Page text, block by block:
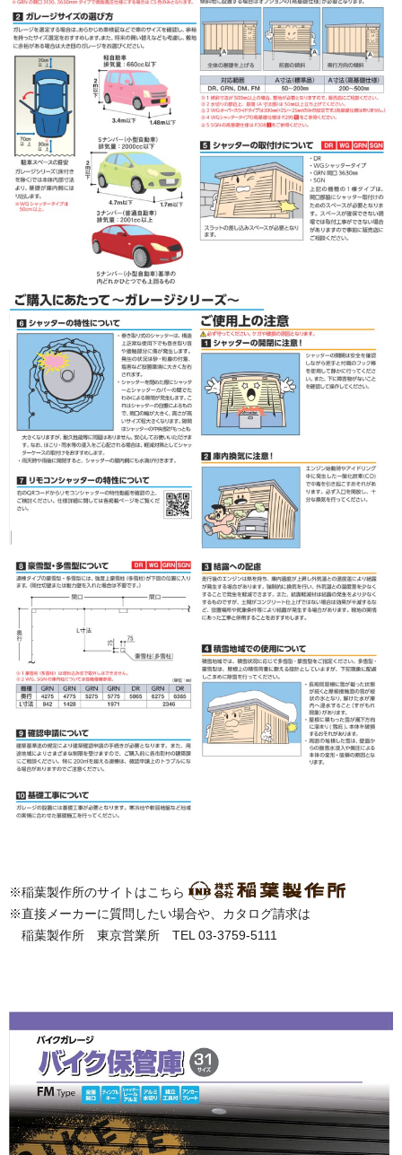
※稲葉製作所のサイトはこちら
※直接メーカーに質問したい場合や、カタログ請求は
稲葉製作所 東京営業所 TEL 03-3759-5111